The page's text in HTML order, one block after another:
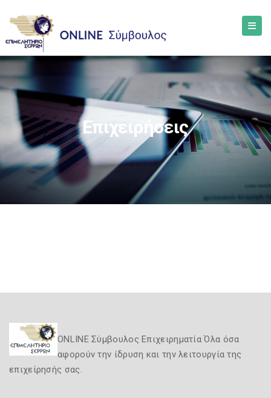
Επιχειρήσεις
ONLINE Σύμβουλος Επιχειρηματία Όλα όσα
αφορούν την ίδρυση και την λειτουργία της
επιχείρησής σας.